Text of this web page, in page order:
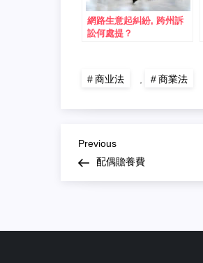
網路生意起糾紛, 跨州訴
訟何處提？
商业法 , 商業法
Post
navigation
Previous
Post
Previous
配偶贍養費